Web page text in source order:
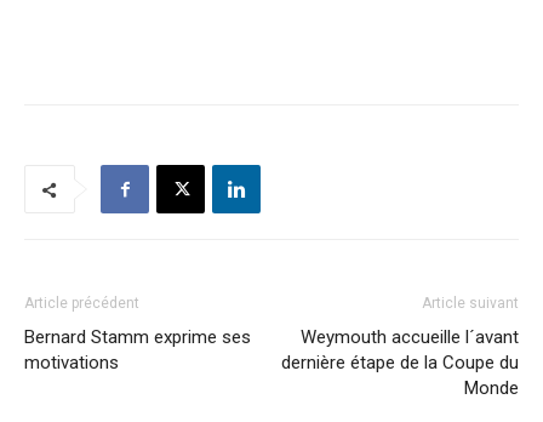
Article précédent
Bernard Stamm exprime ses
motivations
Article suivant
Weymouth accueille l´avant
dernière étape de la Coupe du
Monde